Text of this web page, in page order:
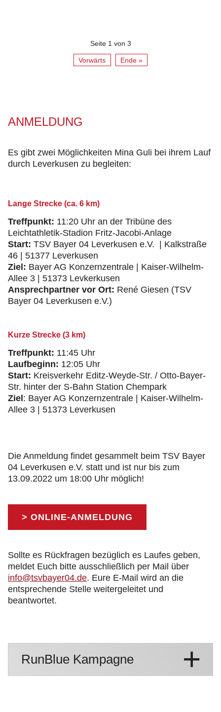
Seite 1 von 3
Vorwärts Ende »
ANMELDUNG
Es gibt zwei Möglichkeiten Mina Guli bei ihrem Lauf
durch Leverkusen zu begleiten:
Lange Strecke (ca. 6 km)
Treffpunkt: 11:20 Uhr an der Tribüne des
Leichtathletik-Stadion Fritz-Jacobi-Anlage
Start: TSV Bayer 04 Leverkusen e.V. | Kalkstraße
46 | 51377 Leverkusen
Ziel: Bayer AG Konzernzentrale | Kaiser-Wilhelm-
Allee 3 | 51373 Levkerkusen
Ansprechpartner vor Ort: René Giesen (TSV
Bayer 04 Leverkusen e.V.)
Kurze Strecke (3 km)
Treffpunkt: 11:45 Uhr
Laufbeginn: 12:05 Uhr
Start: Kreisverkehr Editz-Weyde-Str. / Otto-Bayer-
Str. hinter der S-Bahn Station Chempark
Ziel : Bayer AG Konzernzentrale | Kaiser-Wilhelm-
Allee 3 | 51373 Leverkusen
Die Anmeldung findet gesammelt beim TSV Bayer
04 Leverkusen e.V. statt und ist nur bis zum
13.09.2022 um 18:00 Uhr möglich!
> ONLINE-ANMELDUNG
Sollte es Rückfragen bezüglich es Laufes geben,
meldet Euch bitte ausschließlich per Mail über
info@tsvbayer04.de. Eure E-Mail wird an die
entsprechende Stelle weitergeleitet und
beantwortet.
RunBlue Kampagne